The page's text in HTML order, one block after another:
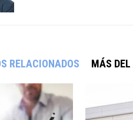
RELACIONADOS MÁS DEL